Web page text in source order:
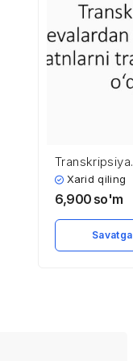
yozib olingan
Xarid qiling
6,900 so'm